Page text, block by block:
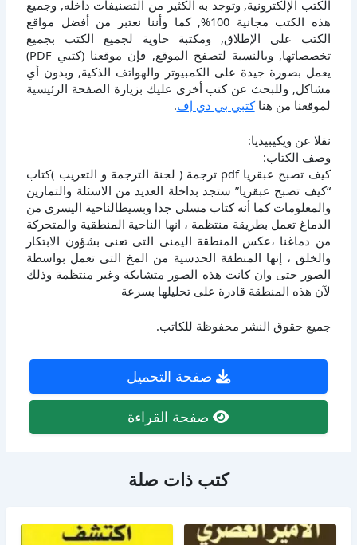
الكتب الإلكترونية, وتوجد به الكثير من التصنيفات داخله, وجميع
هذه الكتب مجانية 100%, كما وأننا نعتبر من أفضل مواقع
الكتب على الإطلاق, ومكتبة حاوية لجميع الكتب بجميع
تخصصاتها, وبالنسبة لتصفح الموقع, فإن موقعنا (كتبي PDF)
يعمل بصورة جيدة على الكمبيوتر والهواتف الذكية, وبدون أي
مشاكل, وللبحث عن كتب أخرى عليك بزيارة الصفحة الرئيسية
لموقعنا من هناكتبي بي دي إف.
نقلا عن ويكيبيديا:
وصف الكتاب:
كيف تصبح عبقريا pdf ترجمة ( لجنة الترجمة و التعريب )كتاب
“كيف تصبح عبقريا” ستجد بداخلة العديد من الاسئلة والتمارين
والمعلومات كما أنه كتاب مسلى جدا وبسيطالناحية اليسرى من
الدماغ تعمل بطريقة منتظمة ، انها الناحية المنطقية والمتحركة
من دماغنا ،عكس المنطقة اليمنى التى تعنى بشؤون الابتكار
والخلق ، إنها المنطقة الحدسية من المخ التى تعمل بواسطة
الصور حتى وان كانت هذه الصور متشابكة وغير منتظمة وذلك
لآن هذه المنطقة قادرة على تحليلها بسرعة
جميع حقوق النشر محفوظة للكاتب.
صفحة التحميل
صفحة القراءة
كتب ذات صلة